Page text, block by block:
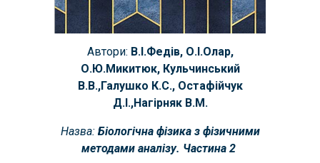
Автори: В.І.Федів, О.І.Олар,
О.Ю.Микитюк, Кульчинський
В.В.,Галушко К.С., Остафійчук
Д.І.,Нагірняк В.М.
Назва:Біологічна фізика з фізичними
методами аналізу. Частина 2